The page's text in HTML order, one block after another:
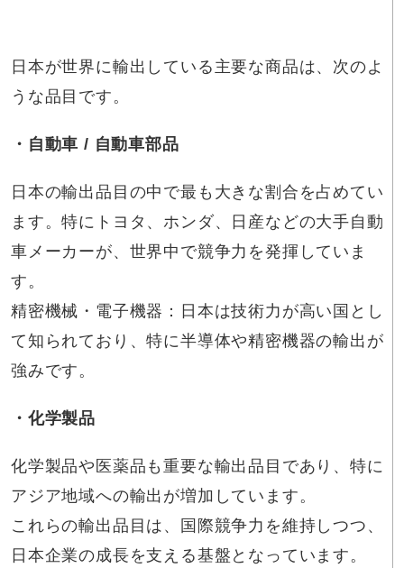
日本が世界に輸出している主要な商品は、次のよ
うな品目です。
・自動車 / 自動車部品
日本の輸出品目の中で最も大きな割合を占めてい
ます。特にトヨタ、ホンダ、日産などの大手自動
車メーカーが、世界中で競争力を発揮していま
す。
精密機械・電子機器：日本は技術力が高い国とし
て知られており、特に半導体や精密機器の輸出が
強みです。
・化学製品
化学製品や医薬品も重要な輸出品目であり、特に
アジア地域への輸出が増加しています。
これらの輸出品目は、国際競争力を維持しつつ、
日本企業の成長を支える基盤となっています。